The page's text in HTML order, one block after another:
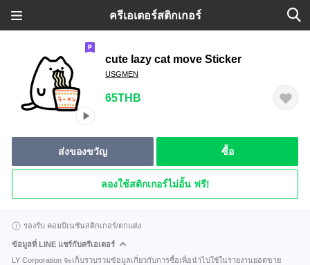
ครีเอเตอร์สติกเกอร์
cute lazy cat move Sticker
USGMEN
65THB
ส่งของขวัญ ซื้อ
ลองใช้สติกเกอร์ไม่อั้น ฟรี!
รองรับ คอมบิเนชันสติกเกอร์/ตกแต่ง
ข้อมูลที่ LINE แชร์กับครีเอเตอร์
LY Corporation จะเก็บรวบรวมข้อมูลเกี่ยวกับการซื้อเพื่อนำไปใช้ในรายงานยอดขาย